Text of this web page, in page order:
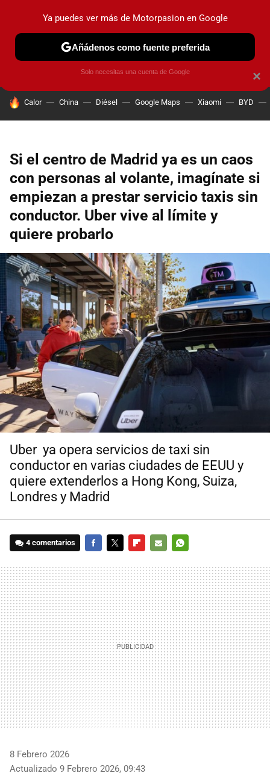
PRUEBAS COCHES ELÉCTRICOS OBSERVATORIO
HOY SE HABLA DE
Calor China Diésel Google Maps Xiaomi BYD
Si el centro de Madrid ya es un caos
con personas al volante, imagínate si
empiezan a prestar servicio taxis sin
conductor. Uber vive al límite y
quiere probarlo
Uber ya opera servicios de taxi sin
conductor en varias ciudades de EEUU y
quiere extenderlos a Hong Kong, Suiza,
Londres y Madrid
4 comentarios
MAIL
8 Febrero 2026
Actualizado 9 Febrero 2026, 09:43
×
Ya puedes ver más de Motorpasion en Google
Añádenos como fuente preferida
Solo necesitas una cuenta de Google